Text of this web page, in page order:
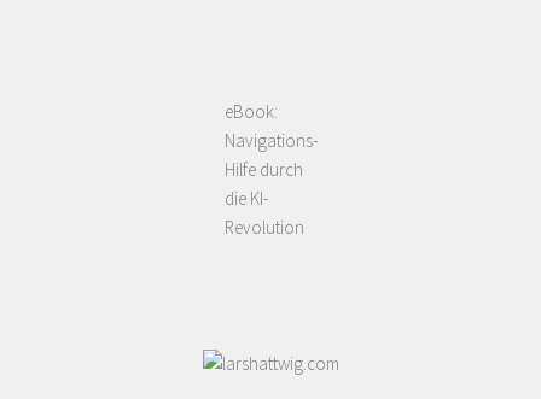
eBook:
Navigations-
Hilfe durch
die KI-
Revolution